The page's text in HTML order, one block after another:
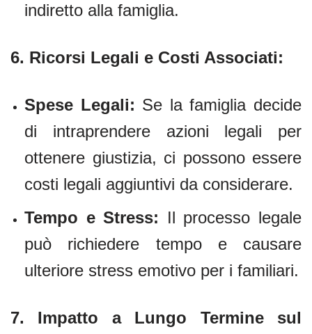
indiretto alla famiglia.
6. Ricorsi Legali e Costi Associati:
Spese Legali: Se la famiglia decide
di intraprendere azioni legali per
ottenere giustizia, ci possono essere
costi legali aggiuntivi da considerare.
Tempo e Stress: Il processo legale
può richiedere tempo e causare
ulteriore stress emotivo per i familiari.
7. Impatto a Lungo Termine sul